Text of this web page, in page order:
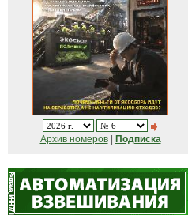
Архив номеров| Подписка